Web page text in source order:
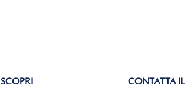
SCOPRI
CONTATTA IL